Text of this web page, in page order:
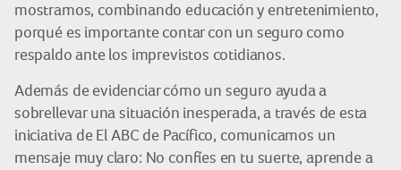
mostramos, combinando educación y entretenimiento,
porqué es importante contar con un seguro como
respaldo ante los imprevistos cotidianos.
Además de evidenciar cómo un seguro ayuda a
sobrellevar una situación inesperada, a través de esta
iniciativa de El ABC de Pacífico, comunicamos un
mensaje muy claro: No confíes en tu suerte, aprende a